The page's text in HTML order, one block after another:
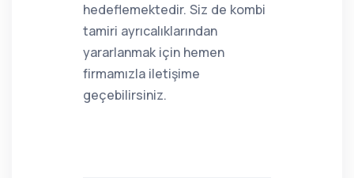
hedeflemektedir. Siz de kombi
tamiri ayrıcalıklarından
yararlanmak için hemen
firmamızla iletişime
geçebilirsiniz.